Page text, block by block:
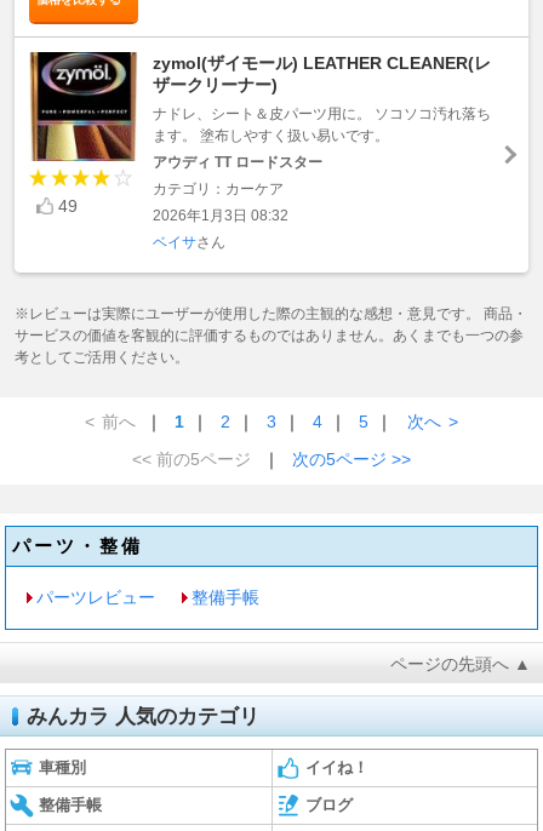
49
zymol(ザイモール) LEATHER CLEANER(レ
ザークリーナー)
ナドレ、シート＆皮パーツ用に。 ソコソコ汚れ落ち
ます。 塗布しやすく扱い易いです。
アウディ TT ロードスター
カテゴリ：カーケア
2026年1月3日 08:32
ベイサさん
※レビューは実際にユーザーが使用した際の主観的な感想・意見です。 商品・
サービスの価値を客観的に評価するものではありません。あくまでも一つの参
考としてご活用ください。
< 前へ ｜ 1 ｜ 2 ｜ 3 ｜ 4 ｜ 5 ｜ 次へ >
<< 前の5ページ
｜ 次の5ページ >>
パーツ・整備
パーツレビュー 整備手帳
ページの先頭へ ▲
みんカラ 人気のカテゴリ
車種別 イイね！
整備手帳 ブログ